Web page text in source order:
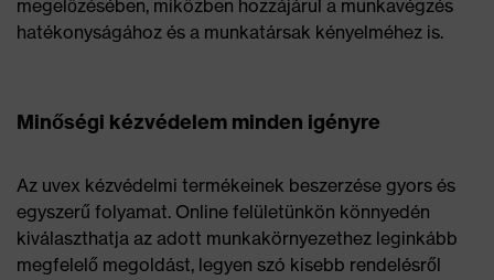
megelőzésében, miközben hozzájárul a munkavégzés
hatékonyságához és a munkatársak kényelméhez is.
Minőségi kézvédelem minden igényre
Az uvex kézvédelmi termékeinek beszerzése gyors és
egyszerű folyamat. Online felületünkön könnyedén
kiválaszthatja az adott munkakörnyezethez leginkább
megfelelő megoldást, legyen szó kisebb rendelésről